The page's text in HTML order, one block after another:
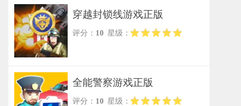
穿越封锁线游戏正版
评分： 10 星级：
全能警察游戏正版
评分： 10 星级：